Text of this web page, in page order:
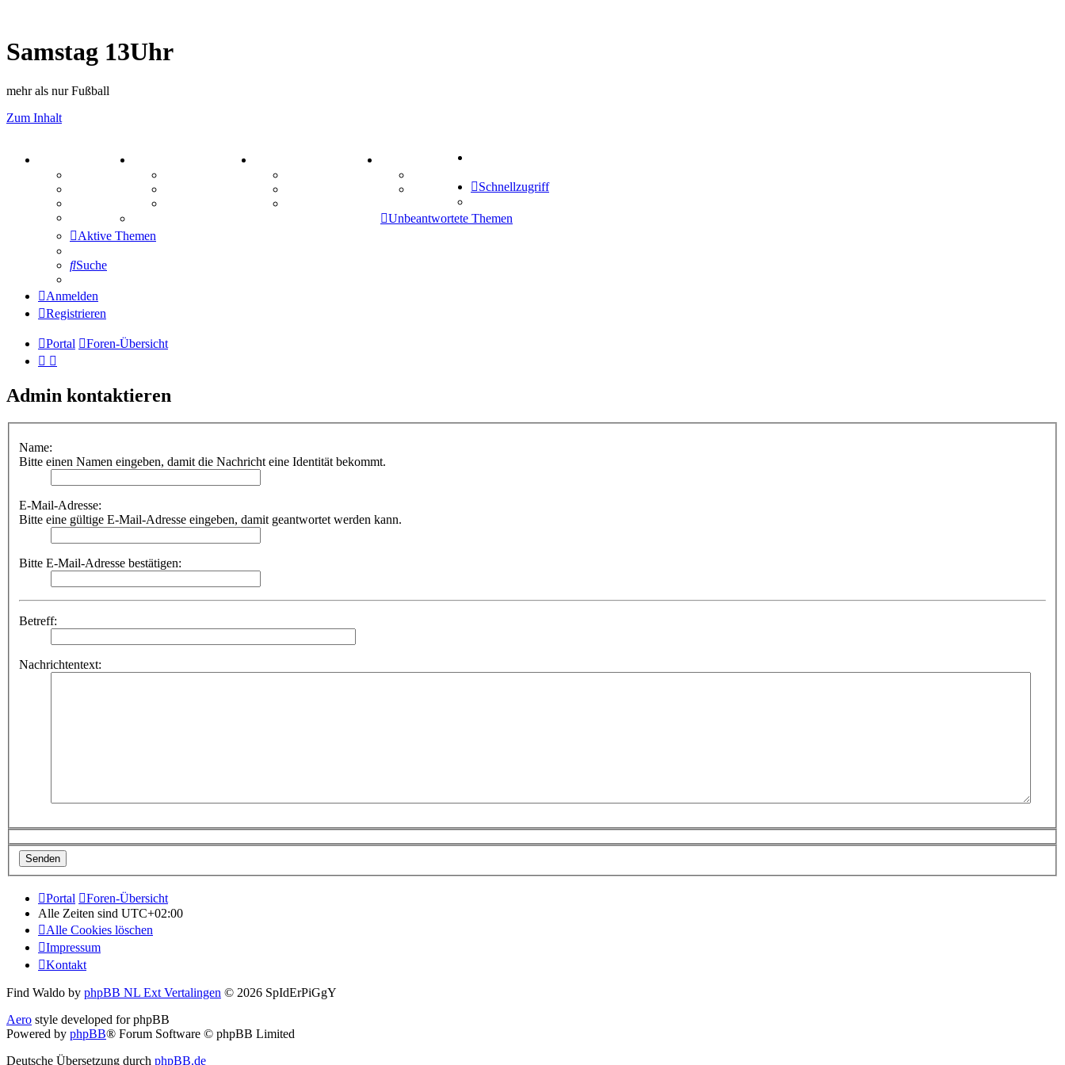
Samstag 13Uhr
mehr als nur Fußball
Zum Inhalt
Mastodon
Comunio
Schnellzugriff
Unbeantwortete Themen
Aktive Themen
Suche
Anmelden
Registrieren
Portal Foren-Übersicht
Admin kontaktieren
Name:
Bitte einen Namen eingeben, damit die Nachricht eine Identität bekommt.
E-Mail-Adresse:
Bitte eine gültige E-Mail-Adresse eingeben, damit geantwortet werden kann.
Bitte E-Mail-Adresse bestätigen:
Betreff:
Nachrichtentext:
Portal
Foren-Übersicht
Alle Zeiten sind UTC+02:00
Alle Cookies löschen
Impressum
Kontakt
Find Waldo by phpBB NL Ext Vertalingen © 2026 SpIdErPiGgY
Aero style developed for phpBB
Powered by phpBB® Forum Software © phpBB Limited
Deutsche Übersetzung durch phpBB.de